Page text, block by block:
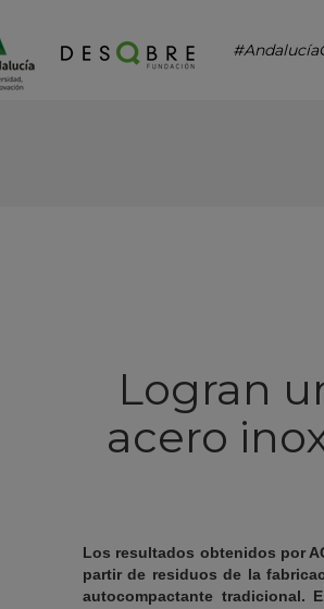
Logran
acero
Los resultados obtenidos por
partir de residuos de la
autocompactante tradicional.